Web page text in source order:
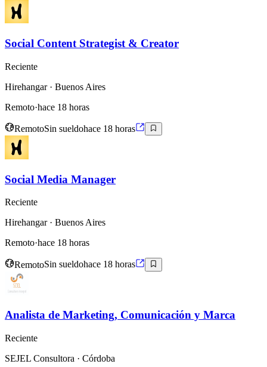
Social Content Strategist & Creator
Reciente
Hirehangar· Buenos Aires
Remoto·hace 18 horas
RemotoSin sueldohace 18 horas
Social Media Manager
Reciente
Hirehangar· Buenos Aires
Remoto·hace 18 horas
RemotoSin sueldohace 18 horas
Analista de Marketing, Comunicación y Marca
Reciente
SEJEL Consultora · Córdoba